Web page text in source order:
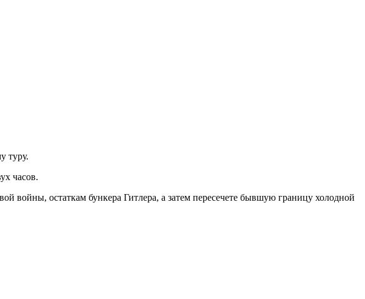
туру.
часов.
войны, остаткам бункера Гитлера, а затем пересечете бывшую границу холодной